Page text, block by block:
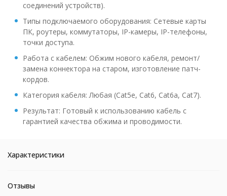
соединений устройств).
Типы подключаемого оборудования: Сетевые карты
ПК, роутеры, коммутаторы, IP-камеры, IP-телефоны,
точки доступа.
Работа с кабелем: Обжим нового кабеля, ремонт/
замена коннектора на старом, изготовление патч-
кордов.
Категория кабеля: Любая (Cat5e, Cat6, Cat6a, Cat7).
Результат: Готовый к использованию кабель с
гарантией качества обжима и проводимости.
Характеристики
Отзывы